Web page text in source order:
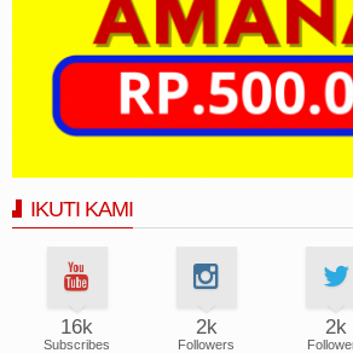
IKUTI KAMI
16k
Subscribes
2k
Followers
2k